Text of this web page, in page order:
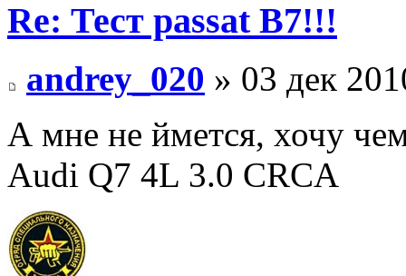
Re: Тест passat B7!!!
andrey_020 » 03 дек
А мне не ймется, хочу
Audi Q7 4L 3.0 CRCA